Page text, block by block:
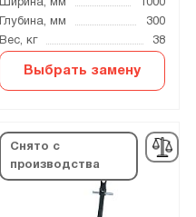
Ширина, мм
1000
Глубина, мм
300
Вес, кг
38
Выбрать замену
Снято с
производства